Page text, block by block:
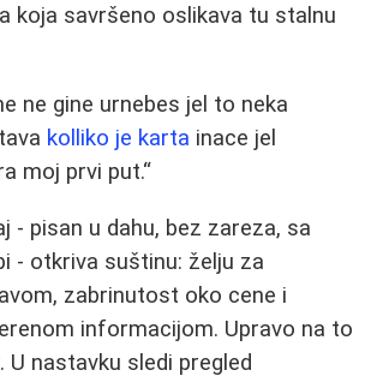
koja savršeno oslikava tu stalnu
ne gine urnebes jel to neka
kolliko je karta inace jel
moj prvi put.“
- pisan u dahu, bez zareza, sa
- otkriva suštinu: želju za
zabrinutost oko cene i
informacijom. Upravo na to
U nastavku sledi pregled